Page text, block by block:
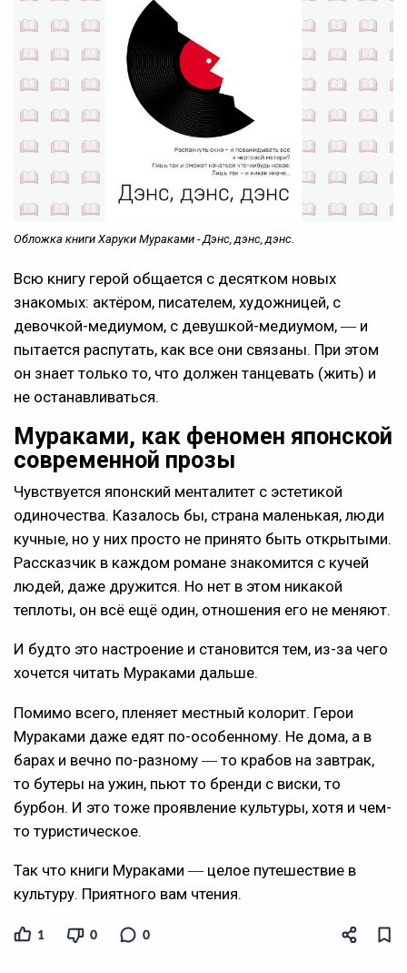
Обложка книги Харуки Мураками -Дэнс, дэнс, дэнс.
Всю книгу герой общается с десятком новых
знакомых: актёром, писателем, художницей, с
девочкой-медиумом, с девушкой-медиумом, ― и
пытается распутать, как все они связаны. При этом
он знает только то, что должен танцевать (жить) и
не останавливаться.
Мураками, как феномен японской
современной прозы
Чувствуется японский менталитет с эстетикой
одиночества. Казалось бы, страна маленькая, люди
кучные, но у них просто не принято быть открытыми.
Рассказчик в каждом романе знакомится с кучей
людей, даже дружится. Но нет в этом никакой
теплоты, он всё ещё один, отношения его не меняют.
И будто это настроение и становится тем, из-за чего
хочется читать Мураками дальше.
Помимо всего, пленяет местный колорит. Герои
Мураками даже едят по-особенному. Не дома, а в
барах и вечно по-разному ― то крабов на завтрак,
то бутеры на ужин, пьют то бренди с виски, то
бурбон. И это тоже проявление культуры, хотя и чем-
то туристическое.
Так что книги Мураками ― целое путешествие в
культуру. Приятного вам чтения.
1 0 0